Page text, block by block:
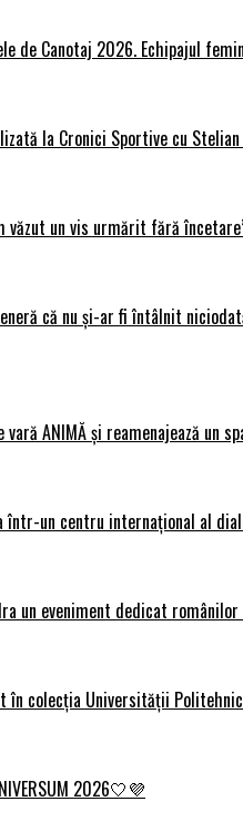
de Canotaj 2026. Echipajul
la Cronici Sportive cu
văzut un vis urmărit fără
că nu și-ar fi întâlnit
ANIMĂ și reamenajează un
într-un centru internațional al
un eveniment dedicat
colecția Universității
2026🤍💜